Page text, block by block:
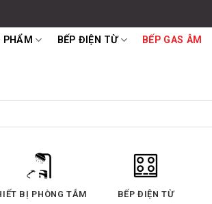
PHẨM BẾP ĐIỆN TỪ BẾP GAS ÂM
BẾP GAS ÂM MÁY HÚT MÙI